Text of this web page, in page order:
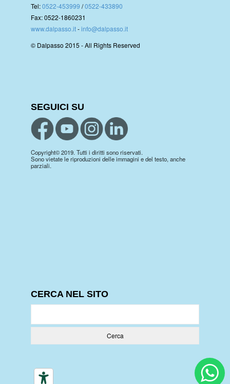
Tel:0522-453999 /0522-433890
Fax: 0522-1860231
www.dalpasso.it-info@dalpasso.it
© Dalpasso 2015 - All Rights Reserved
SEGUICI SU
Copyright© 2019. Tutti i diritti sono riservati.
Sono vietate le riproduzioni delle immagini e del testo, anche
parziali.
CERCA NEL SITO